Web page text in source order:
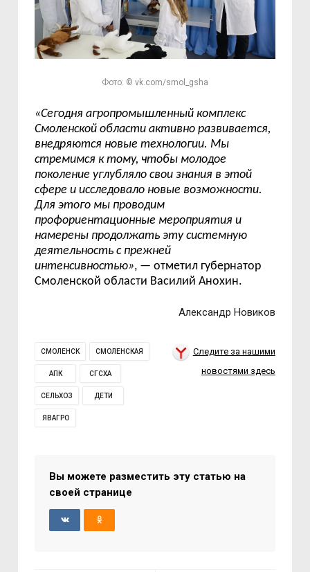
Фото: © vk.com/smol_gsha
«Сегодня агропромышленный комплекс
Смоленской области активно развивается,
внедряются новые технологии. Мы
стремимся к тому, чтобы молодое
поколение углубляло свои знания в этой
сфере и исследовало новые возможности.
Для этого мы проводим
профориентационные мероприятия и
намерены продолжать эту системную
деятельность с прежней
интенсивностью», — отметил губернатор
Смоленской области Василий Анохин.
Александр Новиков
СМОЛЕНСК СМОЛЕНСКАЯ
АПК СГСХА
СЕЛЬХОЗ ДЕТИ
ЯВАГРО
Следите за нашими
новостями здесь
Вы можете разместить эту статью на
своей странице